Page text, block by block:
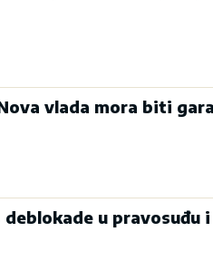
vlada mora biti
deblokade u pravosuđu i